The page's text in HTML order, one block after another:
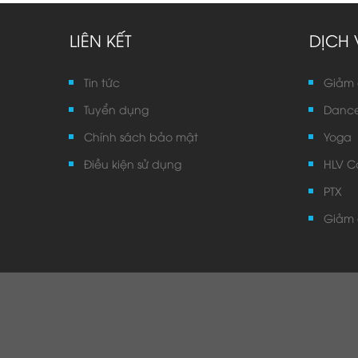
LIÊN KẾT
Tin tức
Tuyển dụng
Chính sách bảo mật
Điều kiện sử dụng
DỊCH
Giảm
Yoga
HLV
PTX
Giảm
* Chúng tôi sẽ liên
* Vui lòng đọc kỹ